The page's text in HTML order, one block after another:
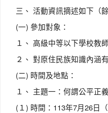
三、 活動資訊摘述如下（
(一) 參加對象：
１、 高級中等以下學校教
２、 對原住民族知識內涵
(二) 時間及地點：
１、 主題一：何謂公平正
(１) 時間：113年7月26日